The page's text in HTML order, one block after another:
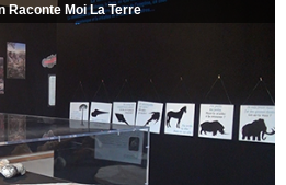
Raconte Moi La Terre